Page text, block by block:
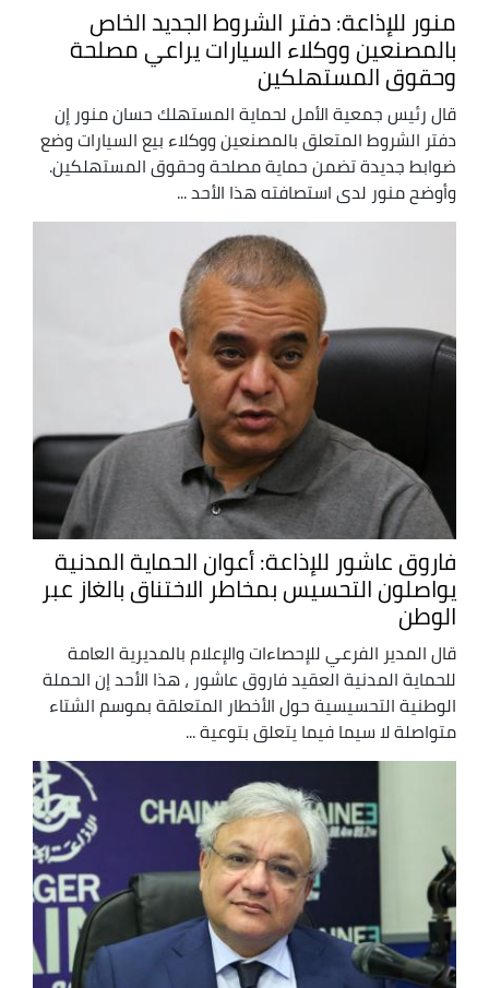
منور للإذاعة: دفتر الشروط الجديد الخاص
بالمصنعين ووكلاء السيارات يراعي مصلحة
وحقوق المستهلكين
قال رئيس جمعية الأمل لحماية المستهلك حسان منور إن
دفتر الشروط المتعلق بالمصنعين ووكلاء بيع السيارات وضع
ضوابط جديدة تضمن حماية مصلحة وحقوق المستهلكين.
وأوضح منور لدى استصافته هذا الأحد ...
فاروق عاشور للإذاعة: أعوان الحماية المدنية
يواصلون التحسيس بمخاطر الاختناق بالغاز عبر
الوطن
قال المدير الفرعي للإحصاءات والإعلام بالمديرية العامة
للحماية المدنية العقيد فاروق عاشور ، هذا الأحد إن الحملة
الوطنية التحسيسية حول الأخطار المتعلقة بموسم الشتاء
متواصلة لا سيما فيما يتعلق بتوعية ...